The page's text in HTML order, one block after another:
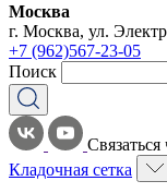
Москва
г. Москва, ул.
+7 (962)567-23-05
Поиск
Связаться
Кладочная сетка